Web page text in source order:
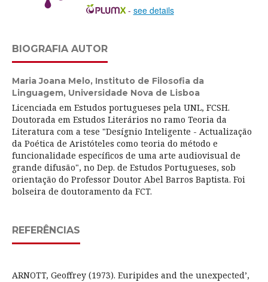
- see details
BIOGRAFIA AUTOR
Maria Joana Melo, Instituto de Filosofia da
Linguagem, Universidade Nova de Lisboa
Licenciada em Estudos portugueses pela UNL, FCSH.
Doutorada em Estudos Literários no ramo Teoria da
Literatura com a tese "Desígnio Inteligente - Actualização
da Poética de Aristóteles como teoria do método e
funcionalidade específicos de uma arte audiovisual de
grande difusão", no Dep. de Estudos Portugueses, sob
orientação do Professor Doutor Abel Barros Baptista. Foi
bolseira de doutoramento da FCT.
REFERÊNCIAS
ARNOTT, Geoffrey (1973). Euripides and the unexpected’,